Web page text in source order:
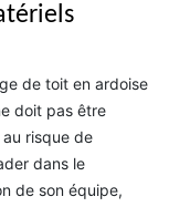
de toit en ardoise
doit pas être
risque de
dans le
de son équipe,